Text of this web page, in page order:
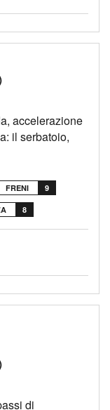
accelerazione
il serbatoio,
FRENI 9
8
di